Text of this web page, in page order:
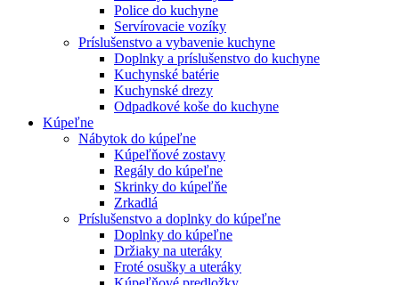
Police do kuchyne
Servírovacie vozíky
Príslušenstvo a vybavenie kuchyne
Doplnky a príslušenstvo do kuchyne
Kuchynské batérie
Kuchynské drezy
Odpadkové koše do kuchyne
Kúpeľne
Nábytok do kúpeľne
Kúpeľňové zostavy
Regály do kúpeľne
Skrinky do kúpeľňe
Zrkadlá
Príslušenstvo a doplnky do kúpeľne
Doplnky do kúpeľne
Držiaky na uteráky
Froté osušky a uteráky